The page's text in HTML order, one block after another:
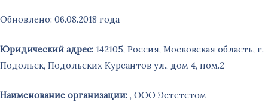
Обновлено: 06.08.2018 года
Юридический адрес: 142105, Россия, Московская область, г.
Подольск, Подольских Курсантов ул., дом 4, пом.2
Наименование организации: , ООО Эстетстом